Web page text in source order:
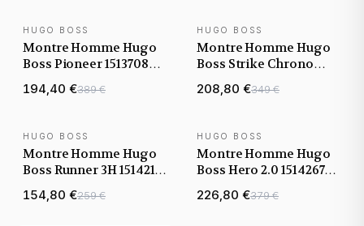
NOUVEAUTÉ
HUGO BOSS
Montre Homme Hugo
Boss Pioneer 1513708
argentée bracelet cuir
194,40 €389 €
NOUVEAUTÉ
HUGO BOSS
Montre Homme Hugo
Boss Strike Chrono
1514291 cadran noir
bracelet acier noir
208,80 €349 €
NOUVEAUTÉ
HUGO BOSS
Montre Homme Hugo
Boss Runner 3H 1514210
maillons acier
154,80 €259 €
NOUVEAUTÉ
HUGO BOSS
Montre Homme Hugo
Boss Hero 2.0 1514267
maillons acier
226,80 €379 €